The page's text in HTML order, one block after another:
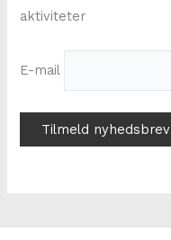
aktiviteter
E-mail